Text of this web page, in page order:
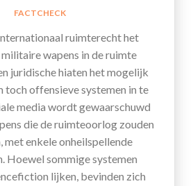
FACTCHECK
ruimterecht het
wapens in de ruimte
juridische hiaten het mogelijk
toch offensieve systemen in te
media wordt gewaarschuwd
die de ruimteoorlog zouden
met enkele onheilspellende
Hoewel sommige systemen
lijken, bevinden zich